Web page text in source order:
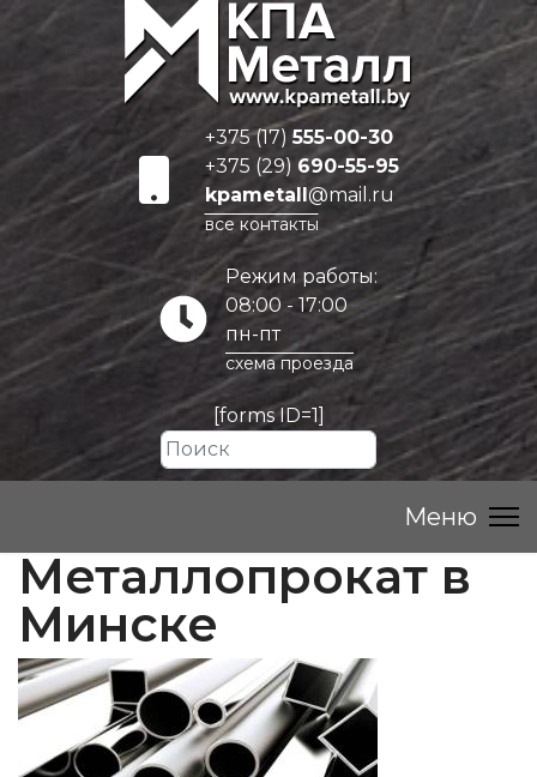
+375 (17)555-00-30
+375 (29) 690-55-95
kpametall@mail.ru
все контакты
Режим работы:
08:00 - 17:00
пн-пт
схема проезда
[forms ID=1]
Металлопрокат в
Минске